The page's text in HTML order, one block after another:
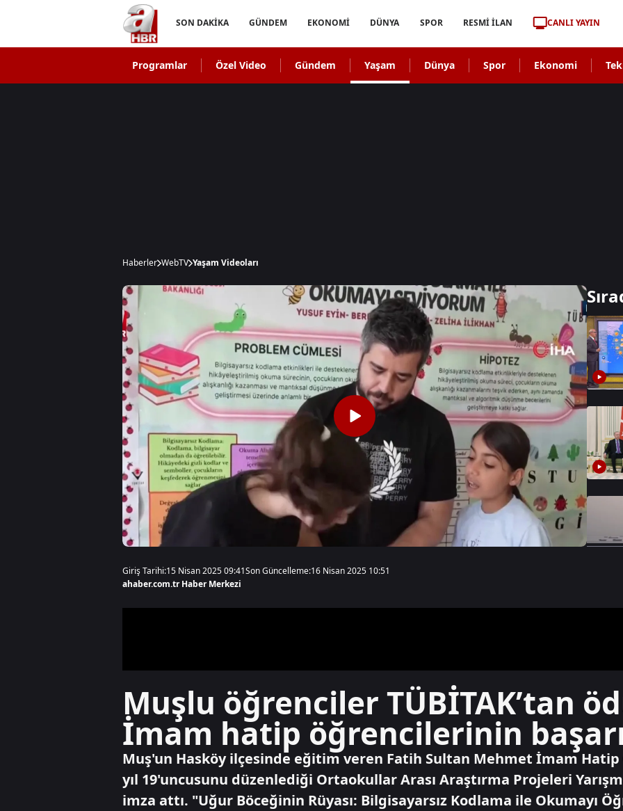
SON DAKİKA GÜNDEM EKONOMİ DÜNYA SPOR RESMİ İLAN CANLI YAYIN
Programlar Özel Video Gündem Yaşam Dünya Spor Ekonomi
Haberler WebTV Yaşam Videoları
Giriş Tarihi:15 Nisan 2025 09:41Son Güncelleme:16 Nisan 2025 10:51
ahaber.com.tr Haber Merkezi
Muşlu öğrenciler TÜBİTAK’tan
İmam hatip öğrencilerinin
Muş'un Hasköy ilçesinde eğitim veren Fatih Sultan Mehmet İmam Hatip
yıl 19'uncusunu düzenlediği Ortaokullar Arası Araştırma Projeleri
imza attı. "Uğur Böceğinin Rüyası: Bilgisayarsız Kodlama ile Okumayı